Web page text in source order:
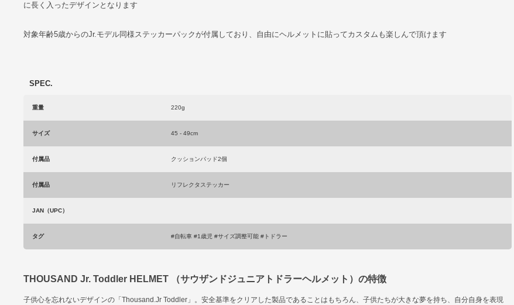
に長く入ったデザインとなります
対象年齢5歳からのJr.モデル同様ステッカーパックが付属しており、自由にヘルメットに貼ってカスタムも楽しんで頂けます
SPEC.
重量 220g
サイズ 45 - 49cm
付属品 クッションパッド2個
付属品 リフレクタステッカー
JAN（UPC）
タグ #自転車 #1歳児 #サイズ調整可能 #トドラー
THOUSAND Jr. Toddler HELMET （サウザンドジュニアトドラーヘルメット）の特徴
子供心を忘れないデザインの「Thousand.Jr Toddler」。安全基準をクリアした製品であることはもちろん、子供たちが大きな夢を持ち、自分自身を表現